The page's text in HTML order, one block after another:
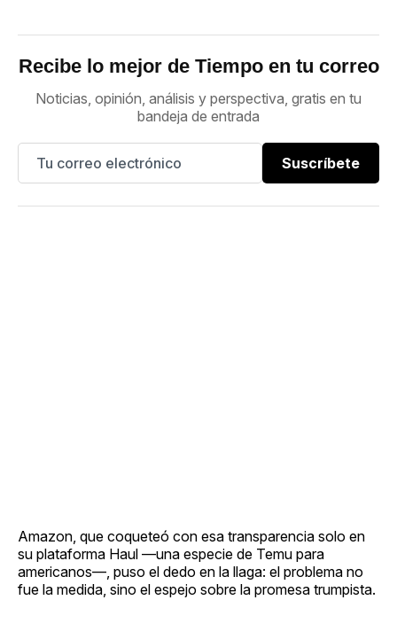
Recibe lo mejor de Tiempo en tu correo
Noticias, opinión, análisis y perspectiva, gratis en tu
bandeja de entrada
Suscríbete
Amazon, que coqueteó con esa transparencia solo en
su plataforma Haul —una especie de Temu para
americanos—, puso el dedo en la llaga: el problema no
fue la medida, sino el espejo sobre la promesa trumpista.